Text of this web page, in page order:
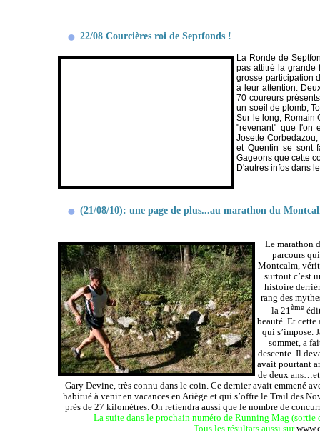
22/08 Courcières roi de Septfonds !
La Ronde de
pas attitré la grande
grosse participation
à leur attention.
70 coureurs
un soeil de plomb,
Sur le long, Romain
"revenant" que l'on
Josette
et Quentin se sont
Gageons que cette
D'autres infos dans
(21/08/10): une page de plus...au marathon du
Le marathon
parcours
Montcalm,
surtout c’est
histoire
rang des
la 21ème
beauté. Et cette
qui s’impose.
sommet, a
descente. Il
avait pourtant
de deux
Gary Devine, très connu dans le coin. Ce dernier avait emmené
habitué à venir en vacances en Ariège et qui s’offre le Trail des
près de27 kilomètres. On retiendra aussi que le nombre de
La suite dans le prochain numéro de Running Mag (sortie
Tous les résultats aussi sur